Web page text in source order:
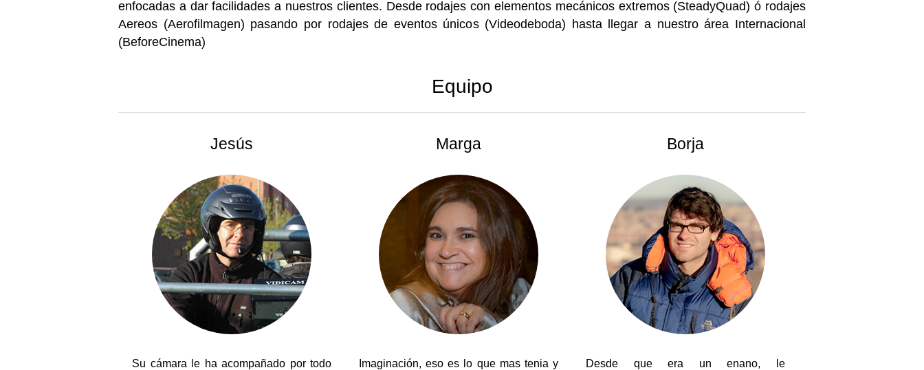
enfocadas a dar facilidades a nuestros clientes. Desde rodajes con elementos mecánicos extremos (SteadyQuad) ó rodajes
Aereos (Aerofilmagen) pasando por rodajes de eventos únicos (Videodeboda) hasta llegar a nuestro área Internacional
(BeforeCinema)
Equipo
Jesús
Su cámara le ha acompañado por todo
Marga
Imaginación, eso es lo que mas tenia y
Borja
Desde que era un enano, le